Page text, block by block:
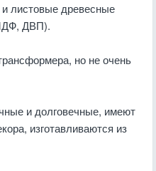
листовые древесные
ДВП).
но не очень
и долговечные, имеют
изготавливаются из